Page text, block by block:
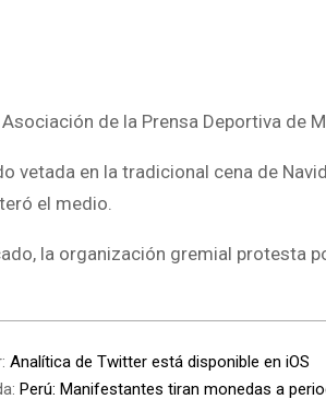
de la Prensa Deportiva de
vetada en la tradicional cena de
el medio.
la organización gremial protesta
Analítica de Twitter está disponible en iOS
Perú: Manifestantes tiran monedas a